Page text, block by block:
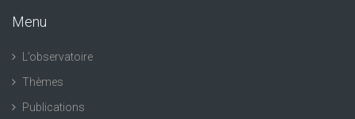
Menu
L’observatoire
Thèmes
Publications